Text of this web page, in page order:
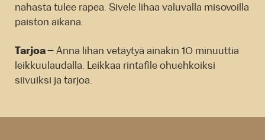
nahasta tulee rapea. Sivele lihaa valuvalla misovoilla
paiston aikana.
Tarjoa – Anna lihan vetäytyä ainakin 10 minuuttia
leikkuulaudalla. Leikkaa rintafile ohuehkoiksi
siivuiksi ja tarjoa.